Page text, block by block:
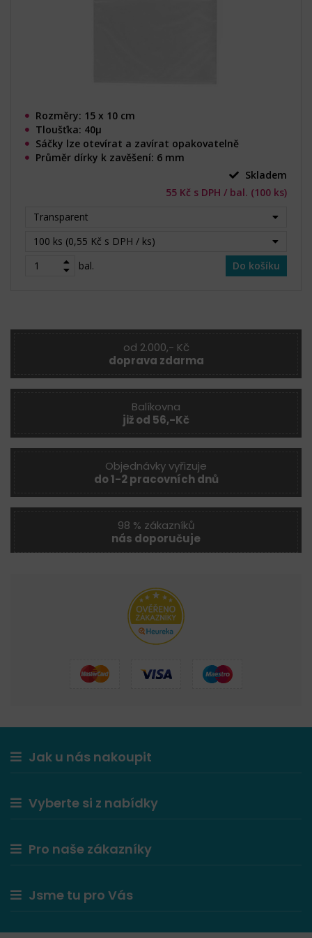
Rozměry: 15 x 10 cm
Tloušťka: 40µ
Sáčky lze otevírat a zavírat opakovatelně
Průměr dírky k zavěšení: 6 mm
Skladem
55 Kč s DPH / bal. (100 ks)
Transparent
100 ks (0,55 Kč s DPH / ks)
bal.
Do košíku
od 2.000,- Kč
doprava zdarma
Balíkovna
již od 56,-Kč
Objednávky vyřizuje
do 1-2 pracovních dnů
98 % zákazníků
nás doporučuje
Jak u nás nakoupit
Vyberte si z nabídky
Pro naše zákazníky
Jsme tu pro Vás